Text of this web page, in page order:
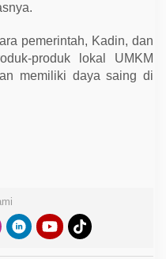
pemerintah, Kadin, dan
produk lokal UMKM
memiliki daya saing di